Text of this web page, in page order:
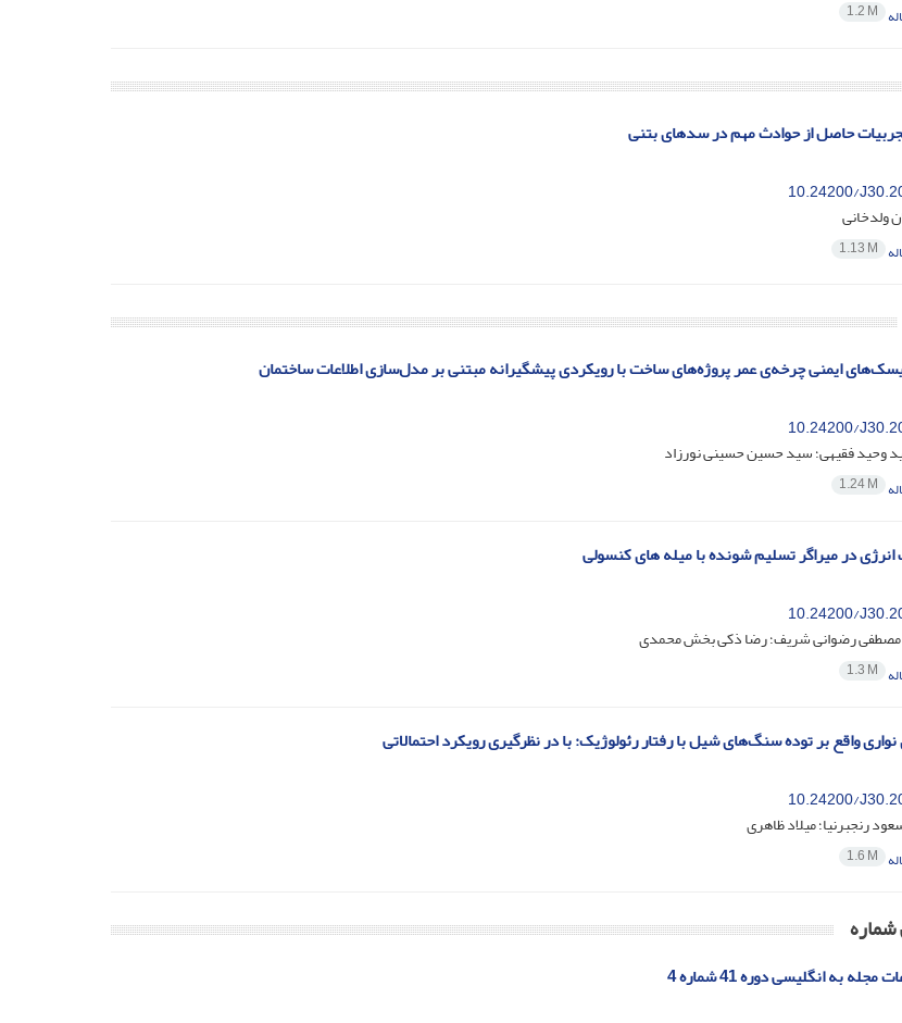
1.2 M
حاصل از حوادث مهم در سدهای بتنی
10.24200/
ولدخانی
1.13 M
ایمنی چرخه‌ی عمر پروژه‌های ساخت با رویکردی پیشگیرانه مبتنی بر مدل‌سازی اطلاعات ساختمان
10.24200/
وحید فقیهی؛ سید حسین حسینی نورزاد
1.24 M
در میراگر تسلیم شونده با میله‌ های کنسولی
10.24200/
مصطفی رضوانی شریف؛ رضا ذکی بخش محمدی
1.3 M
واقع بر توده سنگ‌های شیل با رفتار رئولوژیک: با در نظرگیری رویکرد احتمالاتی
10.24200/
رنجبرنیا؛ میلاد ظاهری
1.6 M
به انگلیسی دوره 41 شماره 4